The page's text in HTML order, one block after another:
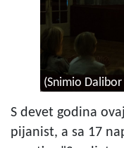
(Snimio Dalibor
S devet godina
pijanist, a sa 17